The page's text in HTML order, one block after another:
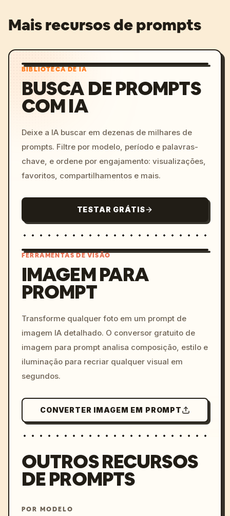
Mais recursos de prompts
BIBLIOTECA DE IA
BUSCA DE PROMPTS
COM IA
Deixe a IA buscar em dezenas de milhares de
prompts. Filtre por modelo, período e palavras-
chave, e ordene por engajamento: visualizações,
favoritos, compartilhamentos e mais.
TESTAR GRÁTIS
colors, 8k --v 6.0
FERRAMENTAS DE VISÃO
IMAGEM PARA
PROMPT
Transforme qualquer foto em um prompt de
imagem IA detalhado. O conversor gratuito de
imagem para prompt analisa composição, estilo e
iluminação para recriar qualquer visual em
segundos.
CONVERTER IMAGEM EM PROMPT
OUTROS RECURSOS
DE PROMPTS
POR MODELO